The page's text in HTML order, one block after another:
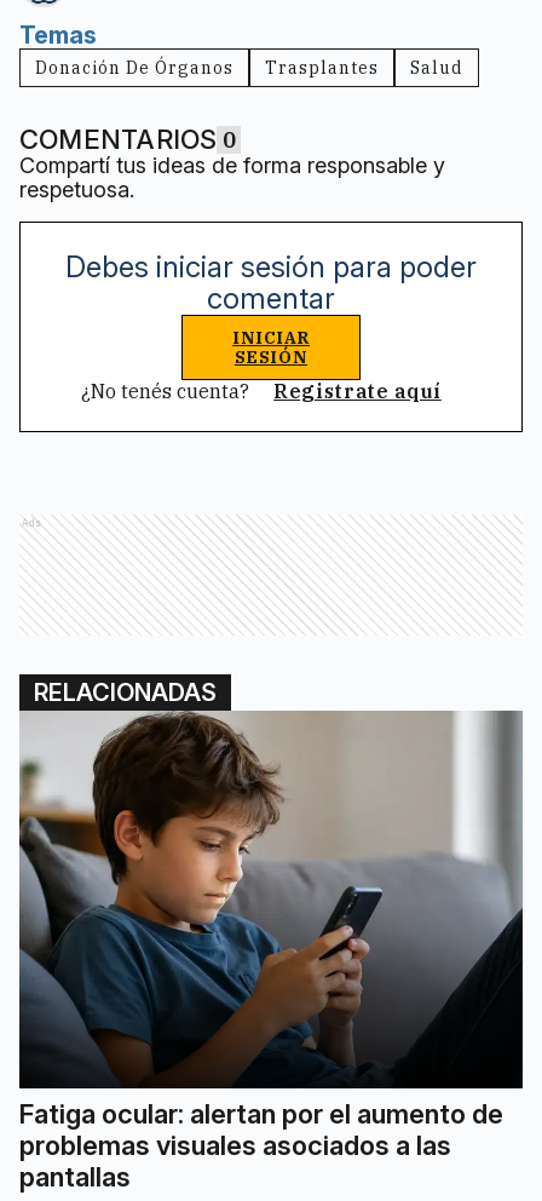
Temas
Donación De Órganos Trasplantes Salud
COMENTARIOS 0
Compartí tus ideas de forma responsable y
respetuosa.
Debes iniciar sesión para poder
comentar
INICIAR
SESIÓN
¿No tenés cuenta? Registrate aquí
Ads
RELACIONADAS
Fatiga ocular: alertan por el aumento de
problemas visuales asociados a las
pantallas